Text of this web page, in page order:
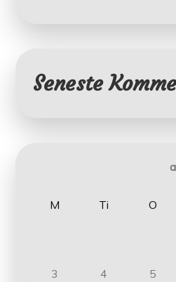
Seneste
M Ti O
3 4 5